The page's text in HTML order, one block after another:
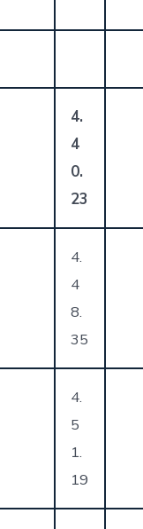
4.
4
0.
23
4.
4
8.
35
4.
5
1.
19